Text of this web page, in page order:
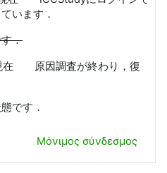
います．
．
在 原因調査が終わり，復
です．
Μόνιμος σύνδεσμος